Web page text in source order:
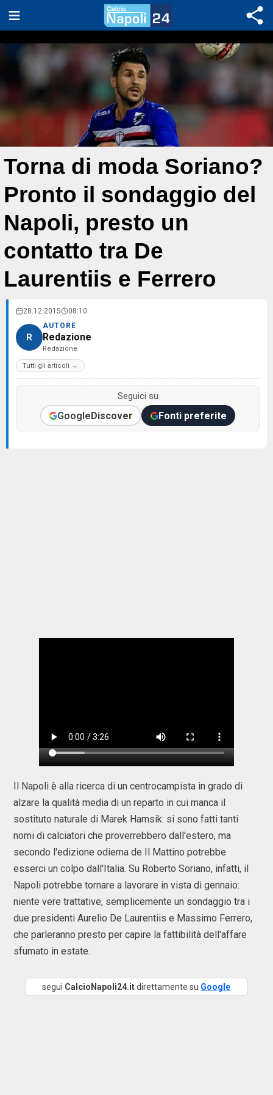
Torna di moda Soriano?
Pronto il sondaggio del
Napoli, presto un
contatto tra De
Laurentiis e Ferrero
28.12.2015 08:10
R
AUTORE
Redazione
Redazione
Tutti gli articoli →
Seguici su
GoogleDiscover Fonti preferite
Il Napoli è alla ricerca di un centrocampista in grado di
alzare la qualità media di un reparto in cui manca il
sostituto naturale di Marek Hamsik: si sono fatti tanti
nomi di calciatori che proverrebbero dall'estero, ma
secondo l'edizione odierna de Il Mattino potrebbe
esserci un colpo dall'Italia. Su Roberto Soriano, infatti, il
Napoli potrebbe tornare a lavorare in vista di gennaio:
niente vere trattative, semplicemente un sondaggio tra i
due presidenti Aurelio De Laurentiis e Massimo Ferrero,
che parleranno presto per capire la fattibilità dell'affare
sfumato in estate.
segui CalcioNapoli24.itdirettamente su Google